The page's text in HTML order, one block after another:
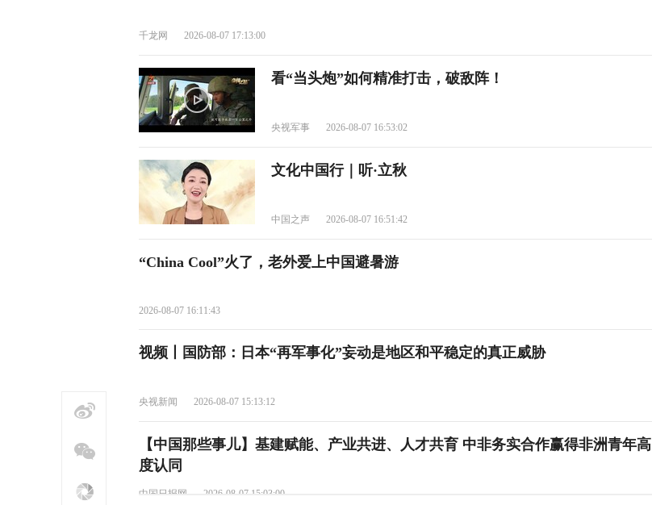
千龙网 2026-08-07 17:13:00
看“当头炮”如何精准打击，破敌阵！
央视军事 2026-08-07 16:53:02
文化中国行｜听·立秋
中国之声 2026-08-07 16:51:42
“China Cool”火了，老外爱上中国避暑游
2026-08-07 16:11:43
视频丨国防部：日本“再军事化”妄动是地区和平稳定的真正威胁
央视新闻 2026-08-07 15:13:12
【中国那些事儿】基建赋能、产业共进、人才共育 中非务实合作赢得非洲青年高
度认同
中国日报网 2026-08-07 15:03:00